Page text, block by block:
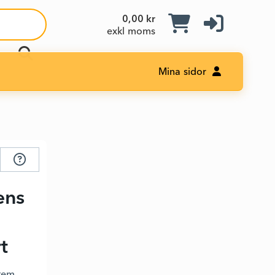
0,00 kr
exkl moms
Mina sidor